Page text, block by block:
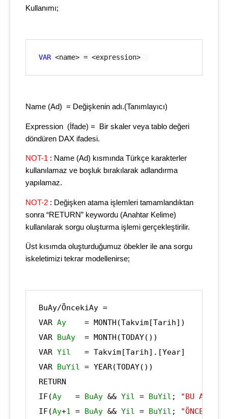
Kullanımı;
VAR <name> = <expression>
Name (Ad) = Değişkenin adı.(Tanımlayıcı)
Expression (İfade) = Bir skaler veya tablo değeri
döndüren DAX ifadesi.
NOT-1 : Name (Ad) kısmında Türkçe karakterler
kullanılamaz ve boşluk bırakılarak adlandırma
yapılamaz.
NOT-2 : Değişken atama işlemleri tamamlandıktan
sonra “RETURN” keywordu (Anahtar Kelime)
kullanılarak sorgu oluşturma işlemi gerçekleştirilir.
Üst kısımda oluşturduğumuz öbekler ile ana sorgu
iskeletimizi tekrar modellenirse;
BuAy/ÖncekiAy =
VAR Ay
    = MONTH(Takvim[Tarih])
VAR
BuAy
  = MONTH(TODAY())
VAR Yil
   = Takvim[Tarih].[Year]
VAR
BuYil
= YEAR(TODAY())
RETURN
IF(Ay
   =
BuAy && Yil = BuYil ; "BU AY"
IF(Ay+1 = BuAy && Yil = BuYil ; "ÖNCEKİ